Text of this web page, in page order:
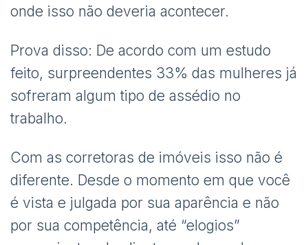
onde isso não deveria acontecer.
Prova disso: De acordo com um estudo
feito, surpreendentes 33% das mulheres já
sofreram algum tipo de assédio no
trabalho.
Com as corretoras de imóveis isso não é
diferente. Desde o momento em que você
é vista e julgada por sua aparência e não
por sua competência, até “elogios”